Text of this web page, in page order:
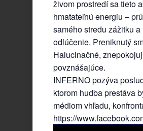
živom prostredí sa tieto
hmatateľnú energiu –
samého stredu zážitku a
odlúčenie. Preniknutý
Halucinačné,
povznášajúce.
INFERNO pozýva
ktorom hudba prestáva
médiom vhľadu,
https://